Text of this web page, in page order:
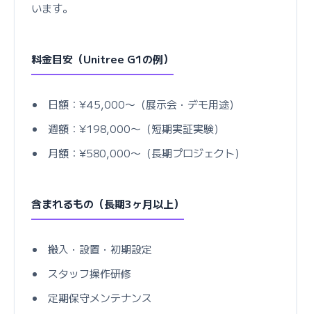
います。
料金目安（Unitree G1の例）
日額：¥45,000〜（展示会・デモ用途）
週額：¥198,000〜（短期実証実験）
月額：¥580,000〜（長期プロジェクト）
含まれるもの（長期3ヶ月以上）
搬入・設置・初期設定
スタッフ操作研修
定期保守メンテナンス